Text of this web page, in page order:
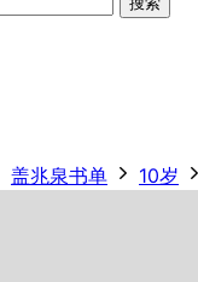
盖兆泉书单 10岁